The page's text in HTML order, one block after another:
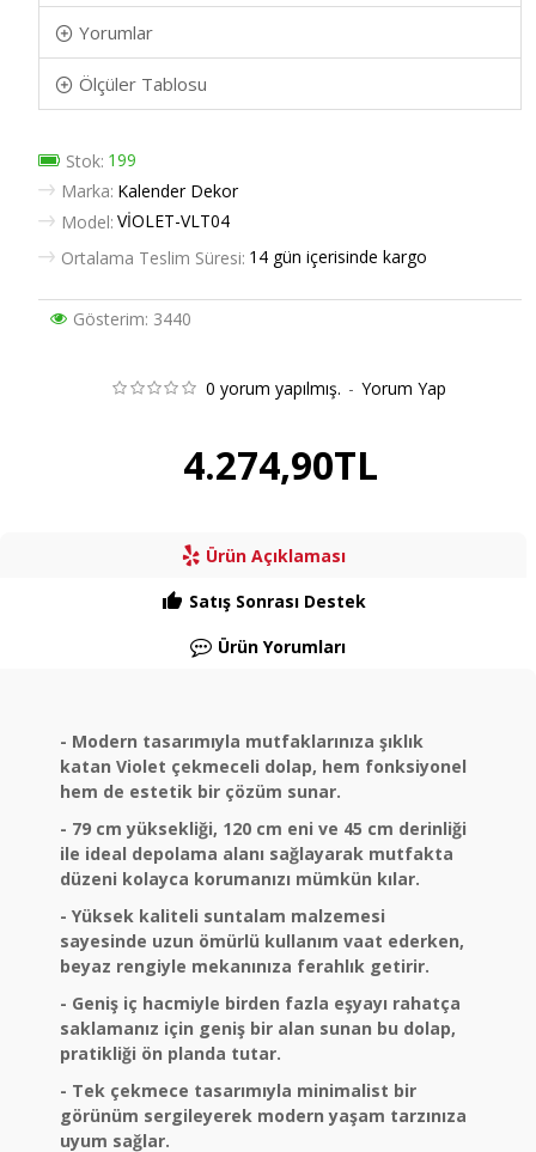
Yorumlar
Ölçüler Tablosu
Stok: 199
Marka: Kalender Dekor
Model: VİOLET-VLT04
Ortalama Teslim Süresi: 14 gün içerisinde kargo
Gösterim: 3440
0 yorum yapılmış. - Yorum Yap
4.274,90TL
Ürün Açıklaması
Satış Sonrası Destek
Ürün Yorumları
- Modern tasarımıyla mutfaklarınıza şıklık
katan Violet çekmeceli dolap, hem fonksiyonel
hem de estetik bir çözüm sunar.
- 79 cm yüksekliği, 120 cm eni ve 45 cm derinliği
ile ideal depolama alanı sağlayarak mutfakta
düzeni kolayca korumanızı mümkün kılar.
- Yüksek kaliteli suntalam malzemesi
sayesinde uzun ömürlü kullanım vaat ederken,
beyaz rengiyle mekanınıza ferahlık getirir.
- Geniş iç hacmiyle birden fazla eşyayı rahatça
saklamanız için geniş bir alan sunan bu dolap,
pratikliği ön planda tutar.
- Tek çekmece tasarımıyla minimalist bir
görünüm sergileyerek modern yaşam tarzınıza
uyum sağlar.